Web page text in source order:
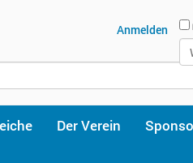
Anmelden
Der Verein